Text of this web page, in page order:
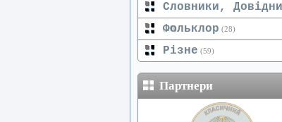
Словники,
(20)
Фольклор (28)
Різне (59)
Партнери